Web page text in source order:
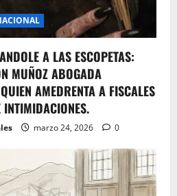
A LAS ESCOPETAS:
MUÑOZ ABOGADA
AMEDRENTA A FISCALES
marzo 24, 2026 0